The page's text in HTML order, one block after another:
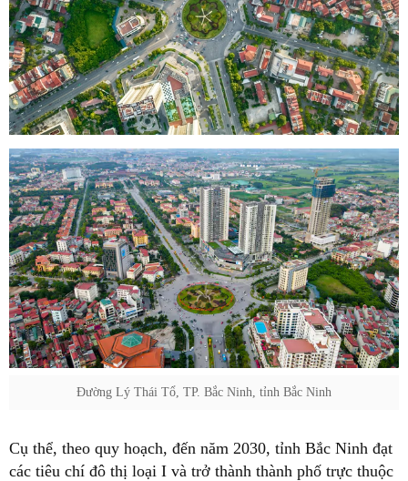
Đường Lý Thái Tổ, TP. Bắc Ninh, tỉnh Bắc Ninh
Cụ thể, theo quy hoạch, đến năm 2030, tỉnh Bắc Ninh đạt
các tiêu chí đô thị loại I và trở thành thành phố trực thuộc